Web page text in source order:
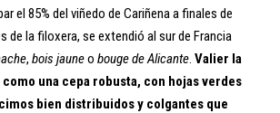
el 85% del viñedo de Cariñena a finales de
de la filoxera, se extendió al sur de Francia
,bois jauneobouge de Alicante.Valier la
una cepa robusta, con hojas verdes
bien distribuidos y colgantes que